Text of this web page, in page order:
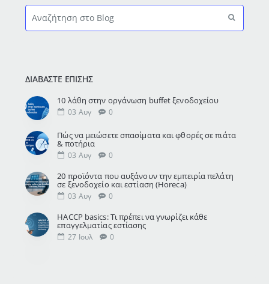
ΔΙΑΒΆΣΤΕ ΕΠΊΣΗΣ
10 λάθη στην οργάνωση buffet ξενοδοχείου
03 Αυγ 0
Πώς να μειώσετε σπασίματα και φθορές σε πιάτα
& ποτήρια
03 Αυγ 0
20 προϊόντα που αυξάνουν την εμπειρία πελάτη
σε ξενοδοχείο και εστίαση (Horeca)
03 Αυγ 0
HACCP basics: Τι πρέπει να γνωρίζει κάθε
επαγγελματίας εστίασης
27 Ιουλ 0